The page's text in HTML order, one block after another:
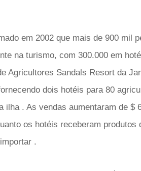
em 2002 que mais de 900 mil
na turismo, com 300.000 em
Agricultores Sandals Resort da
dois hotéis para 80
ilha . As vendas aumentaram de $
os hotéis receberam produtos
.